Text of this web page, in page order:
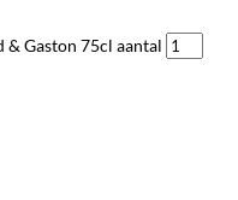
& Gaston 75cl aantal